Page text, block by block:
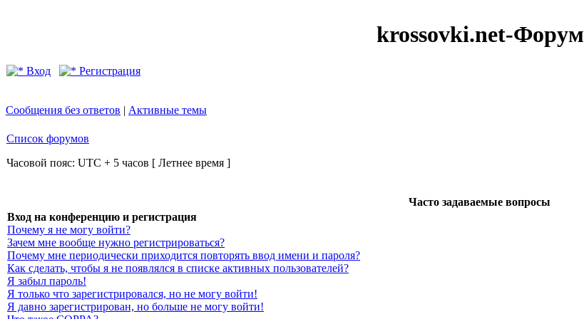
krossovki.net-Форум
Вход Регистрация
Сообщения без ответов | Активные темы
Список форумов
Часовой пояс: UTC + 5 часов [ Летнее время ]
Часто задаваемые вопросы
Вход на конференцию и регистрация
Почему я не могу войти?
Зачем мне вообще нужно регистрироваться?
Почему мне периодически приходится повторять ввод имени и пароля?
Как сделать, чтобы я не появлялся в списке активных пользователей?
Я забыл пароль!
Я только что зарегистрировался, но не могу войти!
Я давно зарегистрирован, но больше не могу войти!